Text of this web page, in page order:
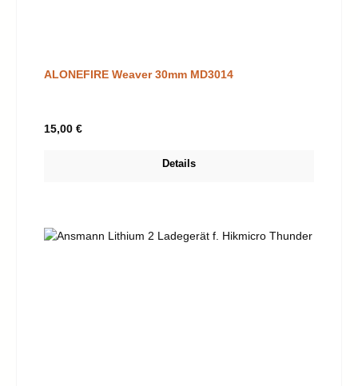
ALONEFIRE Weaver 30mm MD3014
Regulärer Preis:
15,00 €
Details